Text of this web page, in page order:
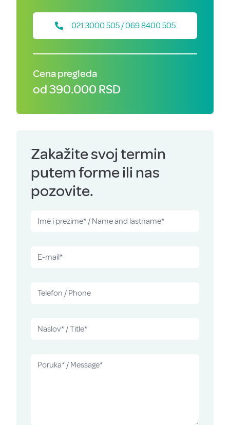
021 3000 505 / 069 8400 505
Cena pregleda
od 390.000 RSD
Zakažite svoj termin
putem forme ili nas
pozovite.